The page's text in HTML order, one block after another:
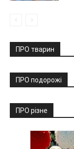
ПРО тварин
ПРО подорожі
ПРО різне